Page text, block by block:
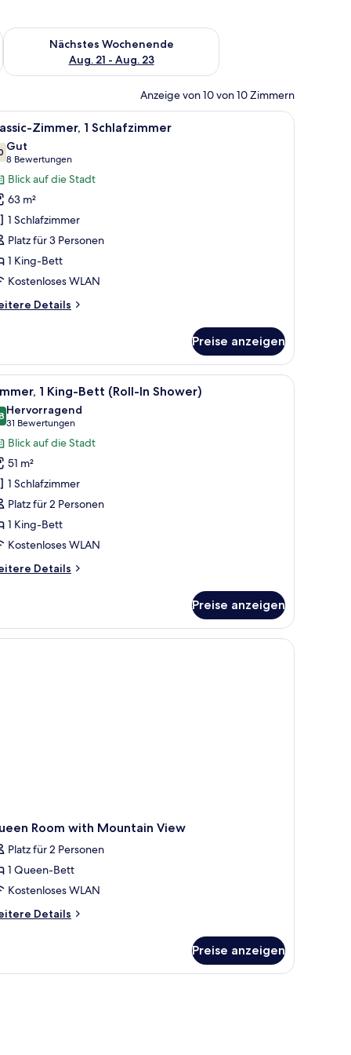
Aug. 14 - Aug. 16.
Nächstes Wochenende
Aug. 21 - Aug. 23
Überprüfe die Verfügbarkeit für nächstes Wochenende, Aug.
Anzeige von 10 von 10 Zimmern
Schreibtisch und einem Stuhl. Große Fenster bieten Blick auf Berge und
Ein Schlafzimmer mit einem großen Bett,
6 Zimmer, 1 Schlafzimmer
von 10
Gut
8 Bewertungen
(8
Bewertungen)
Blick auf die Stadt
63 m²
1 Schlafzimmer
Platz für 3 Personen
1 King-Bett
Kostenloses WLAN
Details
Preise anzeigen
einem Schreibtisch, einem Stuhl und Blick auf die Berge.
Ein Hotelzimmer mit Bett, Schreibtisch,
7 1 King-Bett (Roll-In Shower)
von 10
Hervorragend
31 Bewertungen
(31
Bewertungen)
Blick auf die Stadt
51 m²
1 Schlafzimmer
Platz für 2 Personen
1 King-Bett
Kostenloses WLAN
Details
Preise anzeigen
Room with Mountain View
Platz für 2 Personen
1 Queen-Bett
Kostenloses WLAN
Details
Preise anzeigen